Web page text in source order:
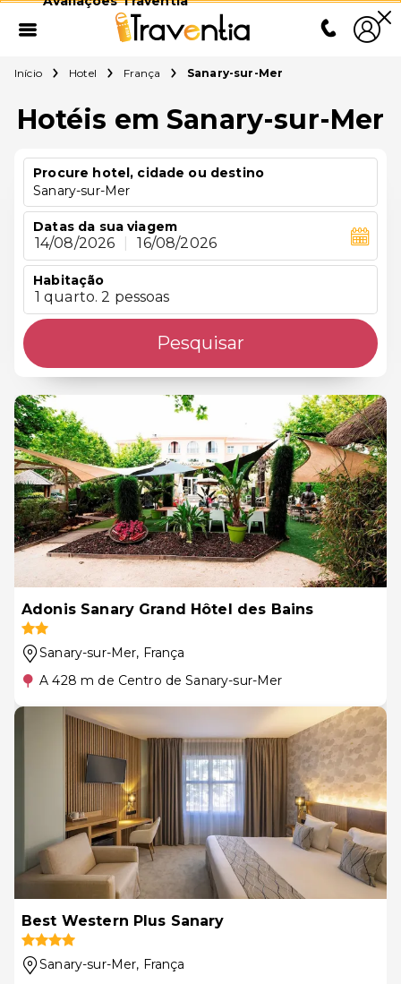
Início Hotel França Sanary-sur-Mer
Hotéis em Sanary-sur-Mer
Procure hotel, cidade ou destino
Sanary-sur-Mer
Datas da sua viagem
14/08/2026 16/08/2026
Habitação
1 quarto. 2 pessoas
Pesquisar
Adonis Sanary Grand Hôtel des Bains
Sanary-sur-Mer, França
A 428 m de Centro de Sanary-sur-Mer
Best Western Plus Sanary
Sanary-sur-Mer, França